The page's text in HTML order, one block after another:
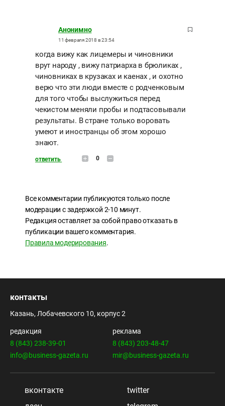
Анонимно
11 февраля 2018 в 23:54
когда вижу как лицемеры и чиновники
врут народу , вижу патриарха в брюликах ,
чиновниках в крузаках и каенах , и охотно
верю что эти люди вместе с родченковым
для того чтобы выслужиться перед
чекистом меняли пробы и подтасовывали
результаты. В стране только воровать
умеют и иностранцы об этом хорошо
знают.
ответить 0
Все комментарии публикуются только после
модерации с задержкой 2-10 минут.
Редакция оставляет за собой право отказать в
публикации вашего комментария.
Правила модерирования.
контакты
Казань, Лобачевского 10, корпус 2
редакция
8 (843) 238-39-01
info@business-gazeta.ru
реклама
8 (843) 203-48-47
mir@business-gazeta.ru
вконтакте
twitter